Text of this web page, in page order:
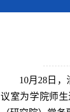
10月28日
议室为学院师